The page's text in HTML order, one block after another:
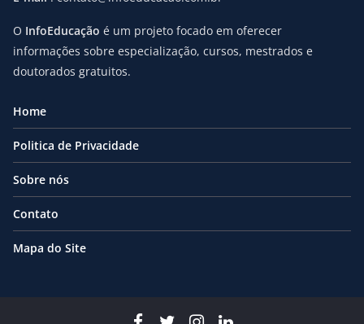
O InfoEducação é um projeto focado em oferecer
informações sobre especialização, cursos, mestrados e
doutorados gratuitos.
Home
Politica de Privacidade
Sobre nós
Contato
Mapa do Site